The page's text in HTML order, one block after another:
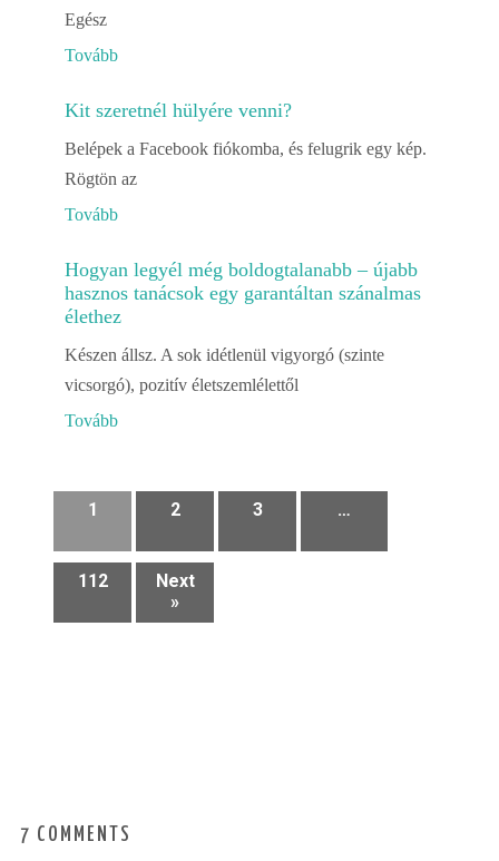
Egész
Tovább
Kit szeretnél hülyére venni?
Belépek a Facebook fiókomba, és felugrik egy kép.
Rögtön az
Tovább
Hogyan legyél még boldogtalanabb – újabb
hasznos tanácsok egy garantáltan szánalmas
élethez
Készen állsz. A sok idétlenül vigyorgó (szinte
vicsorgó), pozitív életszemlélettől
Tovább
1 2 3 …
112
Next
»
7 COMMENTS